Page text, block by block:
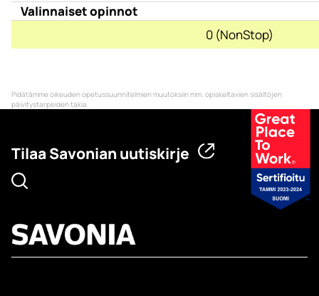
Valinnaiset opinnot
0 (NonStop)
Pidätämme oikeuden opetussuunnitelmien muutoksiin mm. opiskeltavien sisältöjen
päivitystarpeiden takia.
Tilaa Savonian uutiskirje